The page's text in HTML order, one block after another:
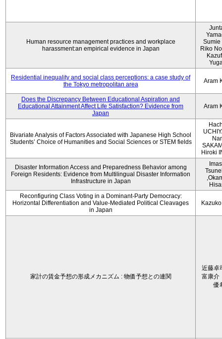
Human resource management practices and workplace
harassment:an empirical evidence in Japan
Sumie
Riko
Residential inequality and social class perceptions: a case study of
the Tokyo metropolitan area
Aram
Does the Discrepancy Between Educational Aspiration and
Educational Attainment Affect Life Satisfaction? Evidence from
Japan
Aram
Bivariate Analysis of Factors Associated with Japanese High School
Students’ Choice of Humanities and Social Sciences or STEM fields
Hiroki
Disaster Information Access and Preparedness Behavior among
Foreign Residents: Evidence from Multilingual Disaster Information
Infrastructure in Japan
Reconfiguring Class Voting in a Dominant-Party Democracy:
Horizontal Differentiation and Value-Mediated Political Cleavages
in Japan
家計の賃金予想の形成メカニズム : 物価予想との連関
近藤卓
富康介
優